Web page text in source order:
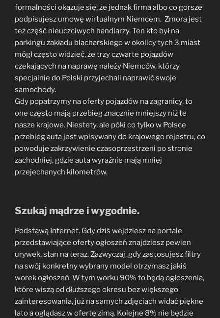
formalności okazuje się, że jednak firma albo co gorsze
podpisujesz umowę wirtualnym Niemcem. Zmora jest
też część nieuczciwych handlarzy. Ten kto był na
parkingu zakładu blacharskiego w okolicy tych 3 miast
mógł często widzieć, że trzy czwarte pojazdów
czekających na naprawę należy Niemców, którzy
specjalnie do Polski przyjechali naprawić swoje
samochody.
Gdy popatrzymy na oferty pojazdów na zagranicy, to
one często mają przebieg znacznie mniejszy niż te
nasze krajowe. Niestety, ale póki co tylko w Polsce
przebieg auta jest wpisywany do krajowego rejestru, co
powoduje zakrzywienie czasoprzestrzeni po stronie
zachodniej, gdzie auta wyraźnie mają mniej
przejechanych kilometrów.
Szukaj mądrze i wygodnie.
Podstawą Internet. Gdy dziś wejdziesz na portale
przedstawiające oferty ogłoszeń znajdziesz pewien
urywek, stan na teraz. Zazwyczaj, gdy zastosujesz filtry
na swój konkretny wybrany model otrzymasz jakiś
worek ogłoszeń. W tym worku 90% to będą ogłoszenia,
które wiszą od dłuższego okresu bez większego
zainteresowania, już na samych zdjęciach widać piękne
lato a oglądasz w ofertę zimą. Kolejne 8% nie będzie